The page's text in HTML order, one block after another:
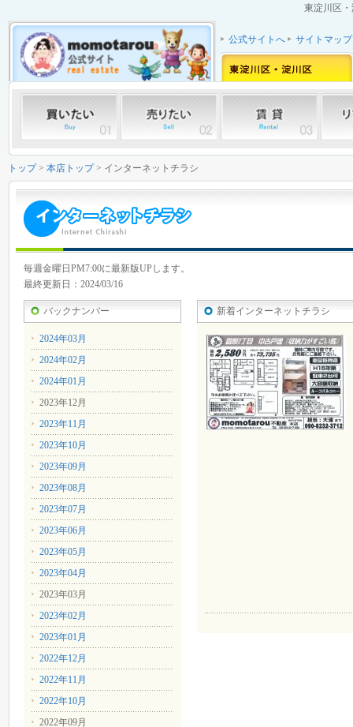
東淀川区
公式サイトへ サイトマップ
トップ> 本店トップ> インターネットチラシ
毎週金曜日PM7:00に最新版UPします。
最終更新日：2024/03/16
バックナンバー
2024年03月
2024年02月
2024年01月
2023年12月
2023年11月
2023年10月
2023年09月
2023年08月
2023年07月
2023年06月
2023年05月
2023年04月
2023年03月
2023年02月
2023年01月
2022年12月
2022年11月
2022年10月
2022年09月
新着インターネットチラシ